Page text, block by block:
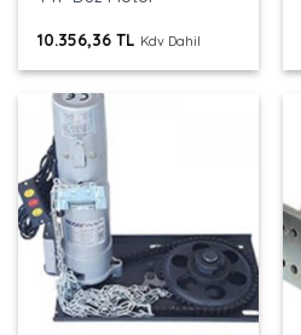
10.356,36TL Kdv Dahil